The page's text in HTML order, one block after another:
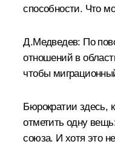
способности. Что
Д.Медведев: По
отношений в
чтобы
Бюрократии здесь,
отметить одну
союза. И хотя это